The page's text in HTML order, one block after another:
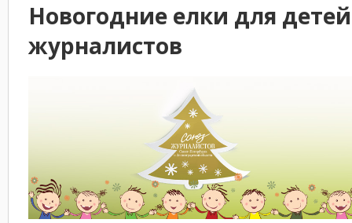
Новогодние елки для детей
журналистов